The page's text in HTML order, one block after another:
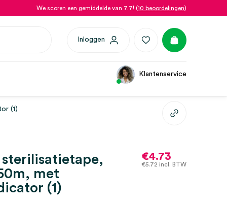
We scoren een gemiddelde van 7.7! (10 beoordelingen)
Inloggen
Klantenservice
(1)
met
(1)
€4.73
€5.72 incl. BTW